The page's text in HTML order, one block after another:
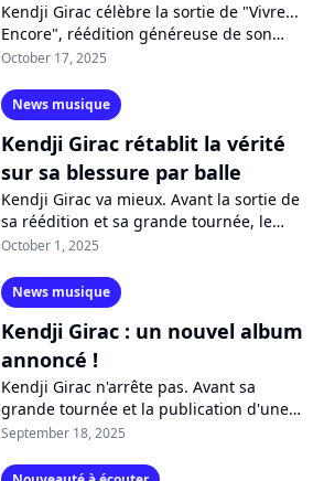
Kendji Girac célèbre la sortie de "Vivre...
Encore", réédition généreuse de son
dernier album, avec un nouveau clip.
October 17, 2025
News musique
Kendji Girac rétablit la vérité
sur sa blessure par balle
Kendji Girac va mieux. Avant la sortie de
sa réédition et sa grande tournée, le
chanteur se livre sur l'autobiographie "Mi
October 1, 2025
News musique
Kendji Girac : un nouvel album
annoncé !
Kendji Girac n'arrête pas. Avant sa
grande tournée et la publication d'une
autobiographie, la star annonce la sortie
September 18, 2025